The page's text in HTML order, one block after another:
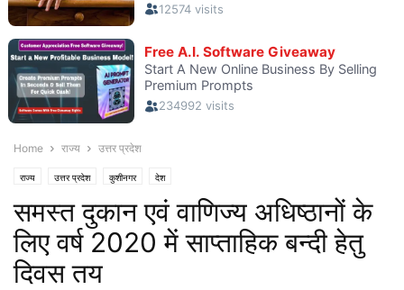
Home राज्य उत्तर प्रदेश
राज्य उत्तर प्रदेश कुशीनगर देश
समस्त दुकान एवं वाणिज्य अधिष्ठानों के
लिए वर्ष 2020 में साप्ताहिक बन्दी हेतु
दिवस तय